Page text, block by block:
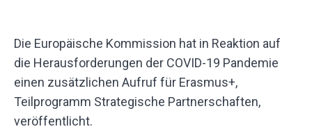
Die Europäische Kommission hat in Reaktion auf
die Herausforderungen der COVID-19 Pandemie
einen zusätzlichen Aufruf für Erasmus+,
Teilprogramm Strategische Partnerschaften,
veröffentlicht.